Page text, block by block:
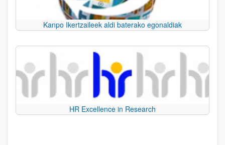
Kanpo Ikertzaileek aldi baterako egonaldiak
HR Excellence in Research